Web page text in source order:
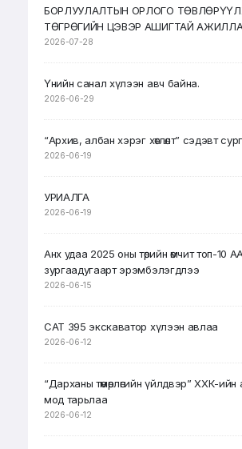
БОРЛУУЛАЛТЫН ОРЛОГО
ТӨГРӨГИЙН ЦЭВЭР АШИГТАЙ
2026-07-28
Үнийн санал хүлээн авч байна.
2026-06-29
“Архив, албан хэрэг хөтлөлт” сэдэвт
2026-06-19
УРИАЛГА
2026-06-19
Анх удаа 2025 оны төрийн өмчит топ-10
зургаадугаарт эрэмбэлэгдлээ
2026-06-15
CAT 395 экскаватор хүлээн авлаа
2026-06-12
“Дарханы төмөрлөгийн үйлдвэр” ХХК-
мод тарьлаа
2026-06-12